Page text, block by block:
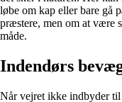
løbe om kap eller bare gå
præstere, men om at være
måde.
Indendørs
Når vejret ikke indbyder til